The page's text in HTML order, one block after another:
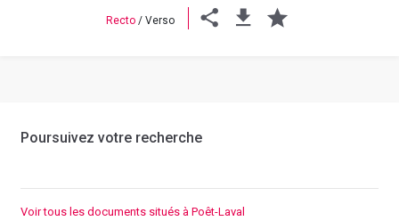
Recto / Verso
Poursuivez votre recherche
Voir tous les documents situés à Poêt-Laval